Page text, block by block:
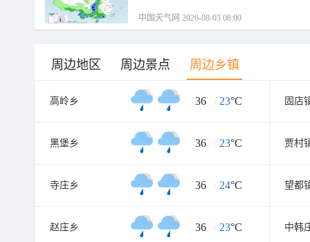
中国天气网 2026-08-03 08:00
周边地区 周边景点 周边乡镇
高岭乡 36 / 23°C 固店
黑堡乡 36 / 23°C 贾村
寺庄乡 36 / 24°C 望都
赵庄乡 36 / 23°C 中韩